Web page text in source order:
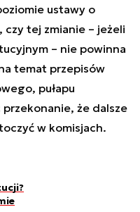
ustawy o
tej zmianie – jeżeli
– nie powinna
temat przepisów
pułapu
że dalsze
w komisjach.